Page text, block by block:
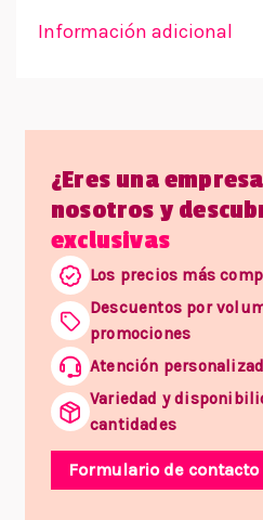
Información adicional
¿Eres una
nosotros y
exclusivas
Los precios más
Descuentos por
promociones
Atención
Variedad y
cantidades
Formulario de contacto